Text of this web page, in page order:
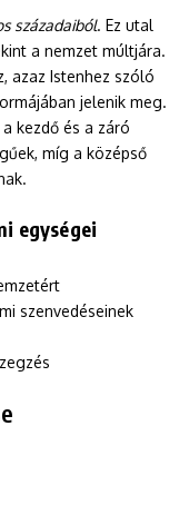
századaiból. Ez utal
a nemzet múltjára.
azaz Istenhez szóló
jelenik meg.
kezdő és a záró
míg a középső
egységei
szenvedéseinek